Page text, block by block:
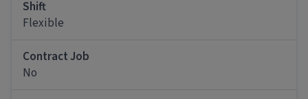
Certificate, B.SC in Nursing, Diploma, GNM
Certificate, Nursing/Patient Care వంటి skills తో
Shift
Flexible
Contract Job
No